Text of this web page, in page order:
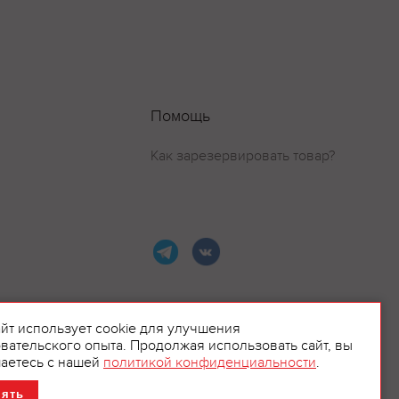
Помощь
Как зарезервировать товар?
использует cookie для улучшения
опыта. Продолжая использовать сайт, вы
с нашей политикой конфиденциальности.